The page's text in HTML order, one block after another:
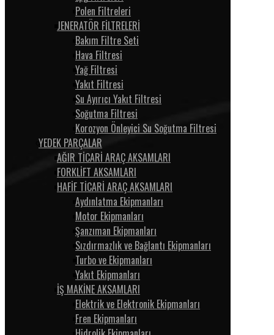
Polen Filtreleri
JENERATÖR FİLTRELERİ
Bakım Filtre Seti
Hava Filtresi
Yağ Filtresi
Yakıt Filtresi
Su Ayırıcı Yakıt Filtresi
Soğutma Filtresi
Korozyon Önleyici Su Soğutma Filtresi
YEDEK PARÇALAR
AĞIR TİCARİ ARAÇ AKSAMLARI
FORKLİFT AKSAMLARI
HAFİF TİCARİ ARAÇ AKSAMLARI
Aydınlatma Ekipmanları
Motor Ekipmanları
Şanzıman Ekipmanları
Sızdırmazlık ve Bağlantı Ekipmanları
Turbo ve Ekipmanları
Yakıt Ekipmanları
İŞ MAKİNE AKSAMLARI
Elektrik ve Elektronik Ekipmanları
Fren Ekipmanları